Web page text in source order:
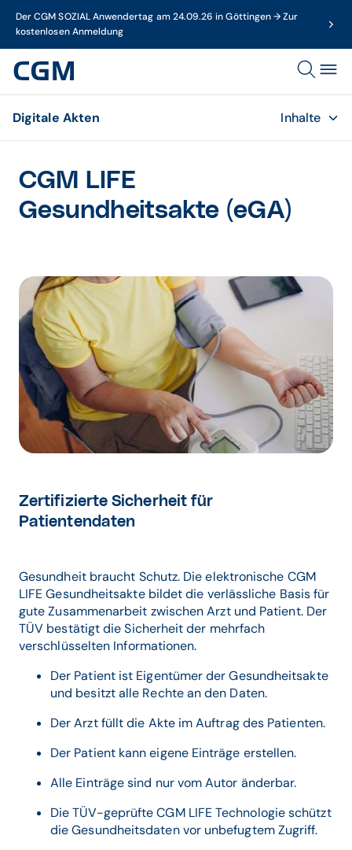
Der CGM SOZIAL Anwendertag am 24.09.26 in Göttingen → Zur
kostenlosen Anmeldung
Digitale Akten Inhalte
CGM LIFE
Gesundheitsakte (eGA)
Zertifizierte Sicherheit für
Patientendaten
Gesundheit braucht Schutz. Die elektronische CGM
LIFE Gesundheitsakte bildet die verlässliche Basis für
gute Zusammenarbeit zwischen Arzt und Patient. Der
TÜV bestätigt die Sicherheit der mehrfach
verschlüsselten Informationen.
Der Patient ist Eigentümer der Gesundheitsakte
und besitzt alle Rechte an den Daten.
Der Arzt füllt die Akte im Auftrag des Patienten.
Der Patient kann eigene Einträge erstellen.
Alle Einträge sind nur vom Autor änderbar.
Die TÜV-geprüfte CGM LIFE Technologie schützt
die Gesundheitsdaten vor unbefugtem Zugriff.